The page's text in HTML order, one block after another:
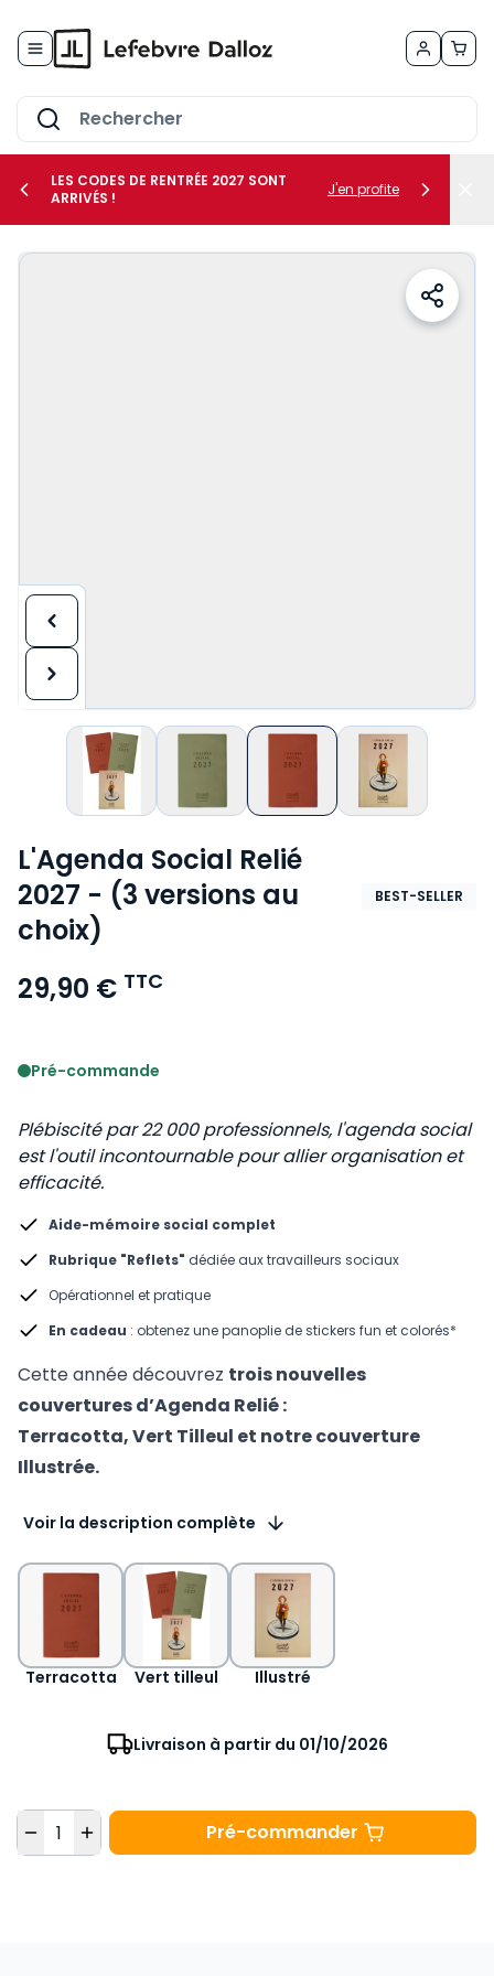
le sous-menu Vos métiers
LES CODES DE RENTRÉE 2027 SONT
ARRIVÉS !
J'en profite
L'Agenda Social Relié
2027 - (3 versions au
choix)
BEST-SELLER
29,90 € TTC
Pré-commande
Plébiscité par 22 000 professionnels, l'agenda social
est l'outil incontournable pour allier organisation et
efficacité.
Aide-mémoire social complet
Rubrique "Reflets" dédiée aux travailleurs sociaux
Opérationnel et pratique
En cadeau : obtenez une panoplie de stickers fun et colorés*
Cette année découvrez trois nouvelles
couvertures d’Agenda Relié :
Terracotta,Vert Tilleul et notre couverture
Illustrée.
Voir la description complète
Sélectionnez la variation du produit
Terracotta Vert tilleul Illustré
Livraison à partir du 01/10/2026
Quantité Pré-commander